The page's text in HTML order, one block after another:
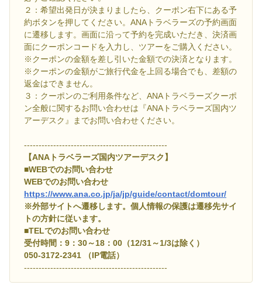
２：希望出発日が決まりましたら、クーポン右下にある予
約ボタンを押してください。ANAトラベラーズの予約画面
に遷移します。画面に沿って予約を完成いただき、決済画
面にクーポンコードを入力し、ツアーをご購入ください。
※クーポンの金額を差し引いた金額での決済となります。
※クーポンの金額がご旅行代金を上回る場合でも、差額の
返金はできません。
３：クーポンのご利用条件など、ANAトラベラーズクーポ
ン全般に関するお問い合わせは『ANAトラベラーズ国内ツ
アーデスク』までお問い合わせください。
-------------------------------------------------
【ANAトラベラーズ国内ツアーデスク】
■WEBでのお問い合わせ
WEBでのお問い合わせ
https://www.ana.co.jp/ja/jp/guide/contact/domtour/
※外部サイトへ遷移します。個人情報の保護は遷移先サイ
トの方針に従います。
■TELでのお問い合わせ
受付時間：9：30～18：00（12/31～1/3は除く）
050-3172-2341 （IP電話）
-------------------------------------------------